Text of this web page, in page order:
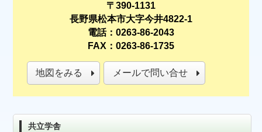
〒390-1131
長野県松本市大字今井4822-1
電話：0263-86-2043
FAX：0263-86-1735
地図をみる メールで問い合せ
共立学舎